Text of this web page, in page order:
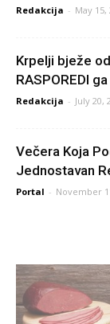
Redakcija - May 15,
Krpelji bježe
RASPOREDI
Redakcija - July 20,
Večera Koja
Jednostavan
Portal - November